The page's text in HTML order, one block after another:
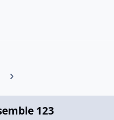
carousel slide
Next carousel slide
123